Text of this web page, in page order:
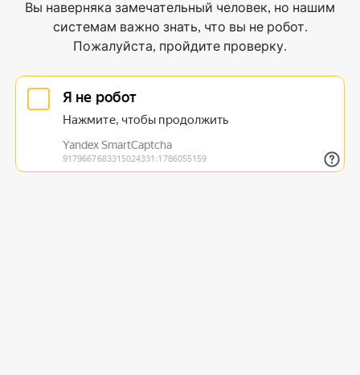
Вы наверняка замечательный человек, но нашим
системам важно знать, что вы не робот.
Пожалуйста, пройдите проверку.